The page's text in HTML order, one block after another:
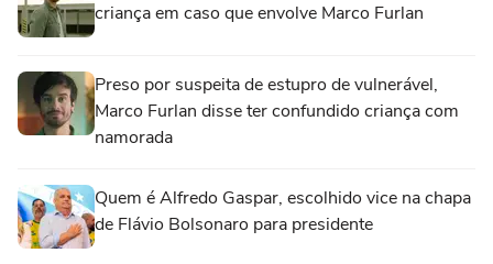
criança em caso que envolve Marco Furlan
Preso por suspeita de estupro de vulnerável,
Marco Furlan disse ter confundido criança com
namorada
Quem é Alfredo Gaspar, escolhido vice na chapa
de Flávio Bolsonaro para presidente